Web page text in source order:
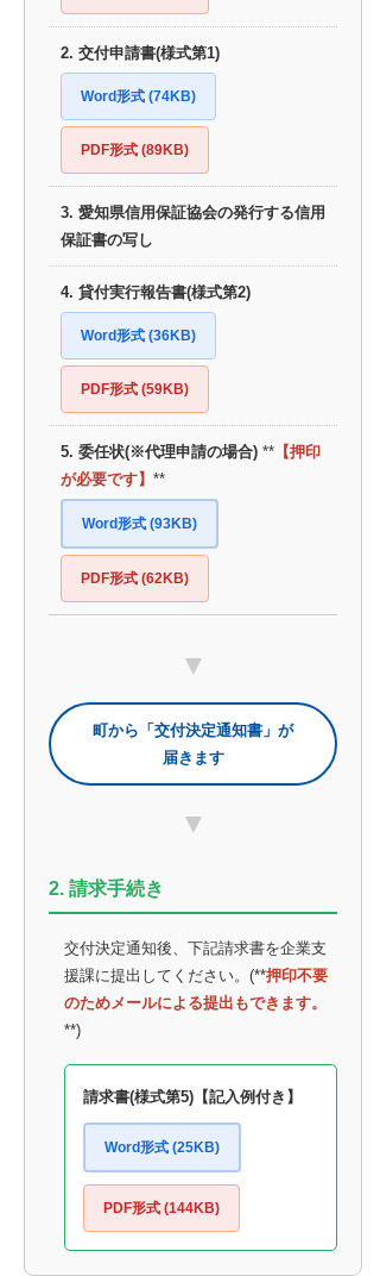
2. 交付申請書(様式第1)
Word形式 (74KB)
PDF形式 (89KB)
3. 愛知県信用保証協会の発行する信用
保証書の写し
4. 貸付実行報告書(様式第2)
Word形式 (36KB)
PDF形式 (59KB)
5. 委任状(※代理申請の場合) ** 【押印
が必要です】 **
Word形式 (93KB)
PDF形式 (62KB)
▼
町から「交付決定通知書」が
届きます
▼
2. 請求手続き
交付決定通知後、下記請求書を企業支
援課に提出してください。(**押印不要
のためメールによる提出もできます。
**)
請求書(様式第5)【記入例付き】
Word形式 (25KB)
PDF形式 (144KB)